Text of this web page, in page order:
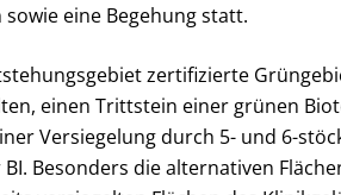
eine Begehung statt.
zertifizierte
einen Trittstein einer grünen
Versiegelung durch 5- und 6-
Besonders die alternativen